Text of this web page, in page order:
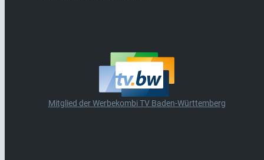
Mitglied der Werbekombi TV Baden-Württemberg